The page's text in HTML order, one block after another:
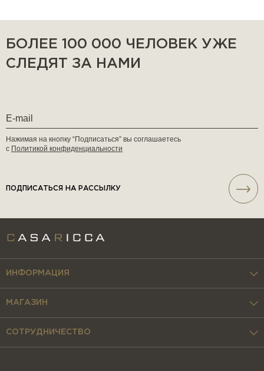
БОЛЕЕ 100 000 ЧЕЛОВЕК УЖЕ
СЛЕДЯТ ЗА НАМИ
Нажимая на кнопку “Подписаться” вы соглашаетесь
с Политикой конфиденциальности
ПОДПИСАТЬСЯ НА РАССЫЛКУ
ИНФОРМАЦИЯ
МАГАЗИН
СОТРУДНИЧЕСТВО